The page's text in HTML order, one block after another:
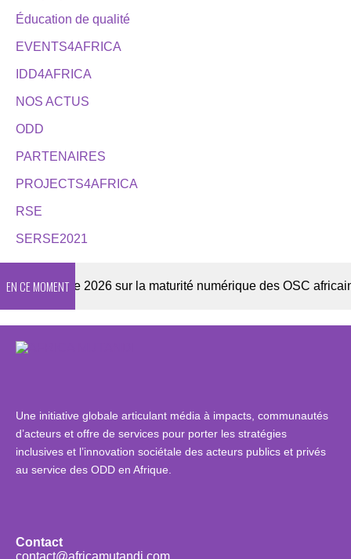
Éducation de qualité
EVENTS4AFRICA
IDD4AFRICA
NOS ACTUS
ODD
PARTENAIRES
PROJECTS4AFRICA
RSE
SERSE2021
EN CE MOMENT
Enquête 2026 sur la maturité numérique des OSC africaines
Une initiative globale articulant média à impacts, communautés
d’acteurs et offre de services pour porter les stratégies
inclusives et l’innovation sociétale des acteurs publics et privés
au service des ODD en Afrique.
Contact